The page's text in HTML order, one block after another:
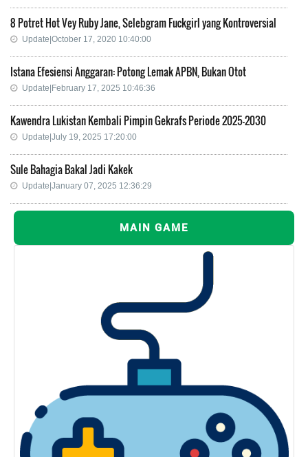
8 Potret Hot Vey Ruby Jane, Selebgram Fuckgirl yang Kontroversial
Update|October 17, 2020 10:40:00
Istana Efesiensi Anggaran: Potong Lemak APBN, Bukan Otot
Update|February 17, 2025 10:46:36
Kawendra Lukistan Kembali Pimpin Gekrafs Periode 2025–2030
Update|July 19, 2025 17:20:00
Sule Bahagia Bakal Jadi Kakek
Update|January 07, 2025 12:36:29
MAIN GAME